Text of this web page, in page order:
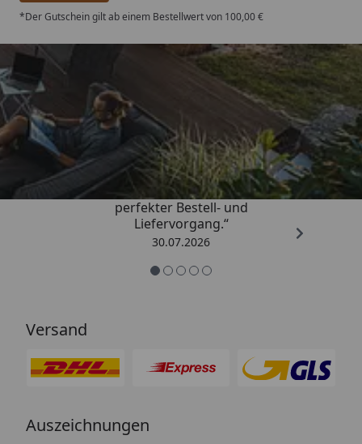
*Der Gutschein gilt ab einem Bestellwert von 100,00 €
Trusted Shops
4,76/ 5
„Qualitativ sehr gute Ware und ein
perfekter Bestell- und
Liefervorgang.“
30.07.2026
Versand
Auszeichnungen